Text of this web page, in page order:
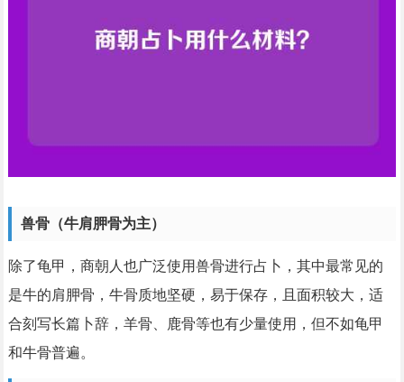
兽骨（牛肩胛骨为主）
除了龟甲，商朝人也广泛使用兽骨进行占卜，其中最常见的
是牛的肩胛骨，牛骨质地坚硬，易于保存，且面积较大，适
合刻写长篇卜辞，羊骨、鹿骨等也有少量使用，但不如龟甲
和牛骨普遍。